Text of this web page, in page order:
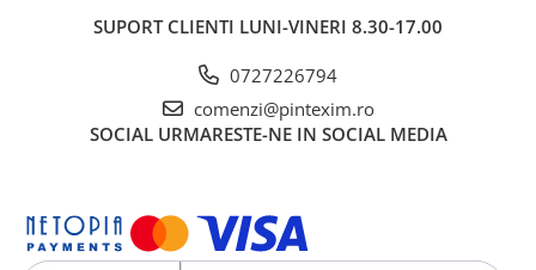
Jocuri / Party
Diverse articole pentru scoala
Carioci
Cerneala si rezerva pentru stilou
SUPORT CLIENTI LUNI-VINERI 8.30-17.00
0727226794
comenzi@pintexim.ro
SOCIAL URMARESTE-NE IN SOCIAL MEDIA